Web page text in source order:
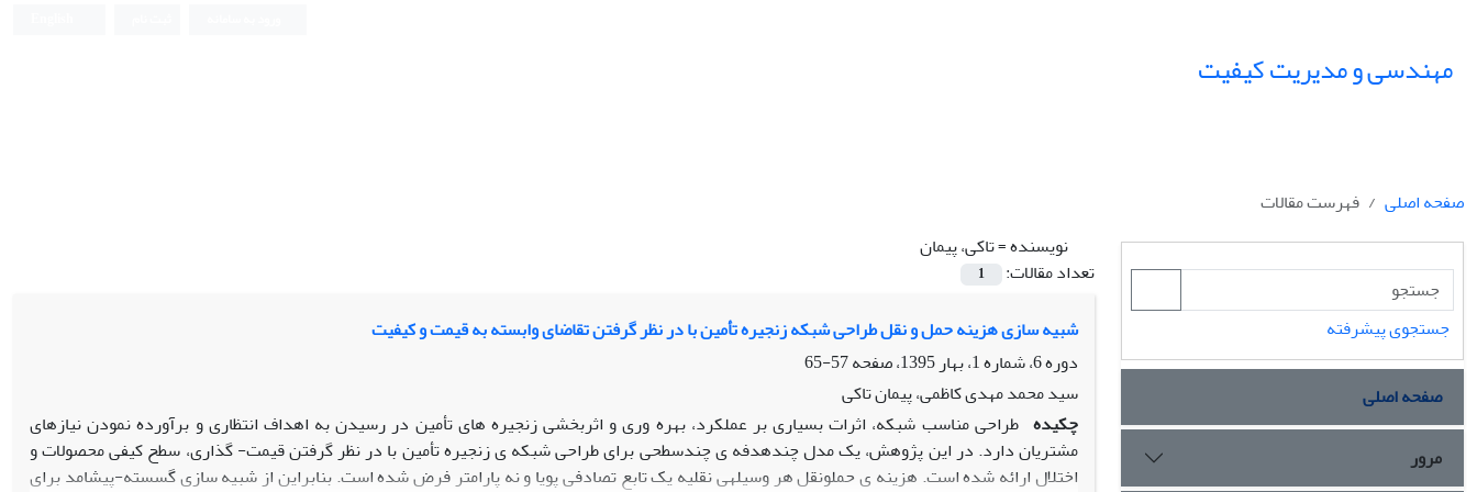
مهندسی و مدیریت کیفیت
صفحه اصلی
فهرست مقالات
نویسنده =تاکی، پیمان
تعداد مقالات:
1
شبیه سازی هزینه حمل و نقل طراحی شبکه زنجیره تأمین با در نظر گرفتن تقاضای وابسته به قیمت و کیفیت
دوره 6، شماره 1، بهار 1395، صفحه
57-65
سید محمد مهدی کاظمی، پیمان تاکی
چکیده طراحی مناسب شبکه، اثرات بسیاری بر عملکرد، بهره وری و اثربخشی زنجیره های تأمین در رسیدن به اهداف انتظاری و برآورده نمودن نیازهای
مشتریان دارد. در این پژوهش، یک مدل چندهدفه ی چندسطحی برای طراحی شبکه ی زنجیره تأمین با در نظر گرفتن قیمت- گذاری، سطح کیفی محصولات و
اختلال ارائه شده است. هزینه ی حملونقل هر وسیلهی نقلیه یک تابع تصادفی پویا و نه پارامتر فرض شده است. بنابراین از شبیه سازی گسسته-پیشامد برای
جستجوی پیشرفته
صفحه اصلی
مرور